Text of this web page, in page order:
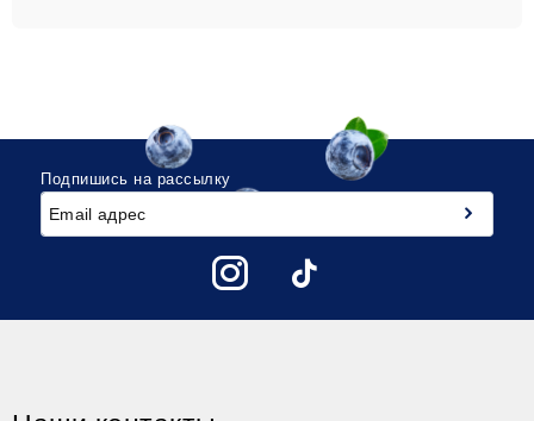
Подпишись на рассылку